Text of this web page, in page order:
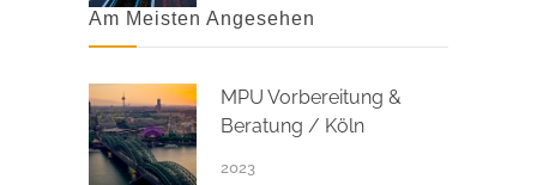
Am Meisten Angesehen
MPU Vorbereitung &
Beratung / Köln
2023